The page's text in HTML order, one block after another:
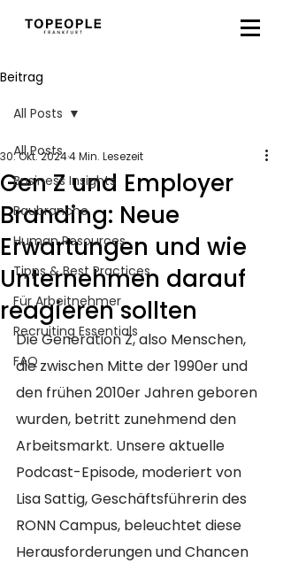
Beitrag
All Posts
Business Insights
Baubranche
Human Resources
Tipps & Best Practices
Für Arbeitnehmer
Recruiting Essentials
FAQ
All Posts
Gen Z und Employer
Branding: Neue
Erwartungen und wie
Unternehmen darauf
reagieren sollten
30. Okt. 20244 Min. Lesezeit
Die Generation Z, also Menschen,
die zwischen Mitte der 1990er und
den frühen 2010er Jahren geboren
wurden, betritt zunehmend den
Arbeitsmarkt. Unsere aktuelle
Podcast-Episode, moderiert von
Lisa Sattig, Geschäftsführerin des
RONN Campus, beleuchtet diese
Herausforderungen und Chancen